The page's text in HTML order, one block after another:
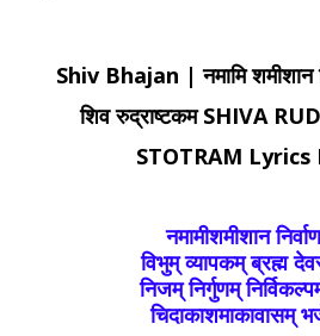
Shiv Bhajan | नमामि शमीशान
शिव रुद्राष्टकम SHIVA
STOTRAM Lyrics
नमामीशमीशान
विभुम् व्यापकम् ब्रह्म
निजम् निर्गुणम्
चिदाकाशमाकावासम्